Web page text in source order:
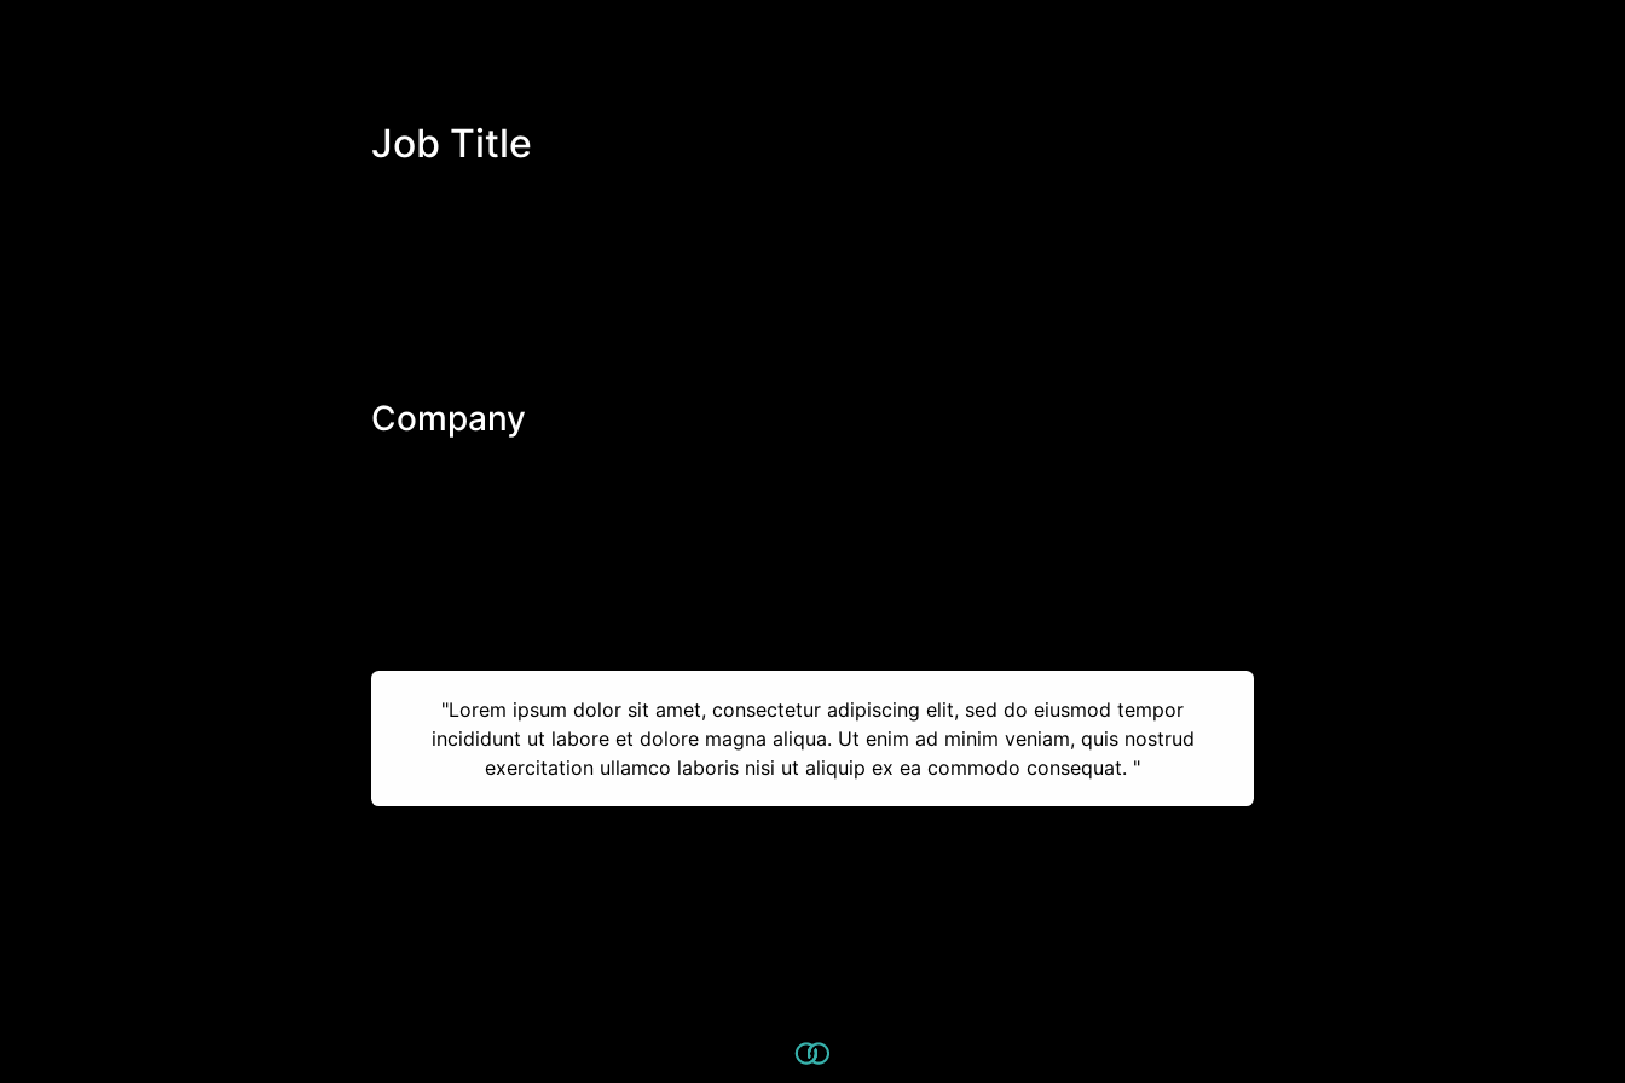
Job Title
Company
"Lorem ipsum dolor sit amet, consectetur adipiscing elit, sed do eiusmod tempor
incididunt ut labore et dolore magna aliqua. Ut enim ad minim veniam, quis nostrud
exercitation ullamco laboris nisi ut aliquip ex ea commodo consequat. "